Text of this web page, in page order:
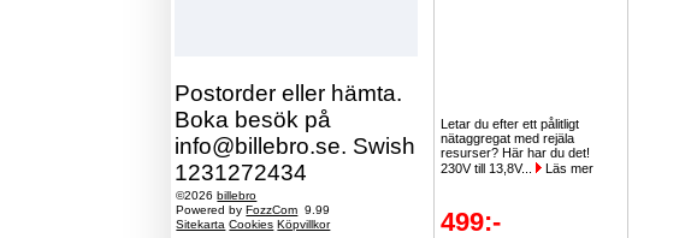
Postorder eller hämta.
Boka besök på
info@billebro.se. Swish
1231272434
©2026billebro
Powered byFozzCom 9.99
Sitekarta Cookies Köpvillkor
Letar du efter ett pålitligt
nätaggregat med rejäla
resurser? Här har du det!
230V till 13,8V...
Läs mer
499:-